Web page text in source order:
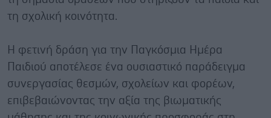
τη σχολική κοινότητα.
Η φετινή δράση για την Παγκόσμια Ημέρα
Παιδιού αποτέλεσε ένα ουσιαστικό παράδειγμα
συνεργασίας θεσμών, σχολείων και φορέων,
επιβεβαιώνοντας την αξία της βιωματικής